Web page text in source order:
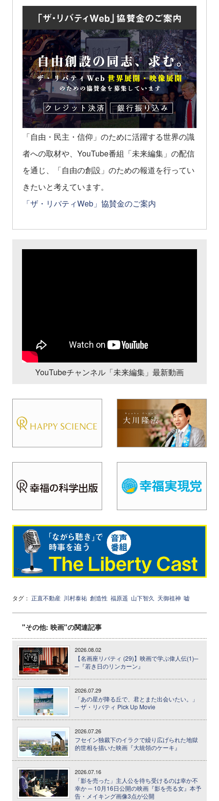
「自由・民主・信仰」のために活躍する世界の識
者への取材や、YouTube番組「未来編集」の配信
を通じ、「自由の創設」のための報道を行ってい
きたいと考えています。
「ザ・リバティWeb」協賛金のご案内
YouTubeチャンネル「未来編集」最新動画
タグ： 正直不動産 川村泰祐 創造性 福原遥 山下智久 天御祖神 嘘
"その他: 映画"の関連記事
2026.08.02
【名画座リバティ (29)】映画で学ぶ偉人伝(1)─
─『若き日のリンカーン』
2026.07.29
「あの星が降る丘で、君とまた出会いたい。」
─ ザ・リバティ Pick Up Movie
2026.07.26
フセイン独裁下のイラクで繰り広げられた地獄
的世相を描いた映画『大統領のケーキ』
2026.07.16
「影を売った」主人公を待ち受けるのは幸か不
幸か ─ 10月16日公開の映画『影を売る女』本予
告・メイキング画像3点が公開